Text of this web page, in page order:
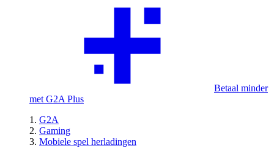
Betaal minder
met G2A Plus
G2A
Gaming
Mobiele spel herladingen